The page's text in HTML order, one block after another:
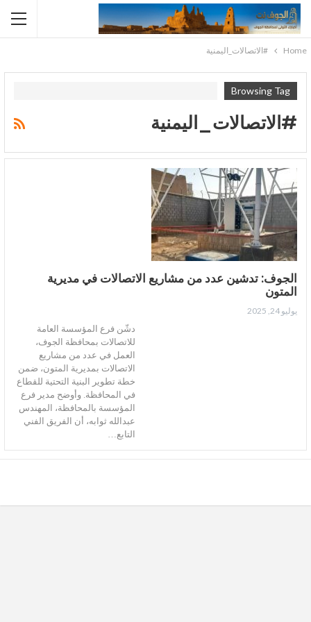
Home #الاتصالات_اليمنية
Browsing Tag
#الاتصالات_اليمنية
الجوف: تدشين عدد من مشاريع الاتصالات في مديرية
المتون
يوليو 24, 2025
دشّن فرع المؤسسة العامة
للاتصالات بمحافظة الجوف،
العمل في عدد من مشاريع
الاتصالات بمديرية المتون، ضمن
خطة تطوير البنية التحتية للقطاع
في المحافظة. وأوضح مدير فرع
المؤسسة بالمحافظة، المهندس
عبدالله ثوابه، أن الفريق الفني
التابع…